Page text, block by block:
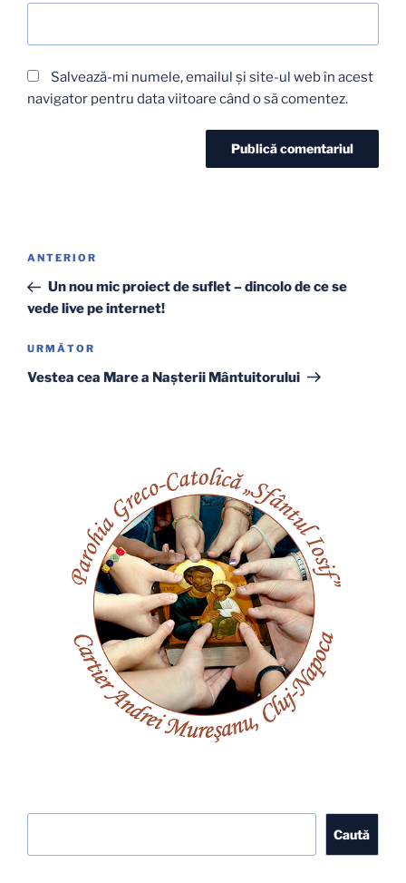
Salvează-mi numele, emailul și site-ul web în acest
navigator pentru data viitoare când o să comentez.
Navigare
articole
Articolul
anterior
ANTERIOR
Un nou mic proiect de suflet – dincolo de ce se
vede live pe internet!
Articolul
următor
URMĂTOR
Vestea cea Mare a Nașterii Mântuitorului
Caută